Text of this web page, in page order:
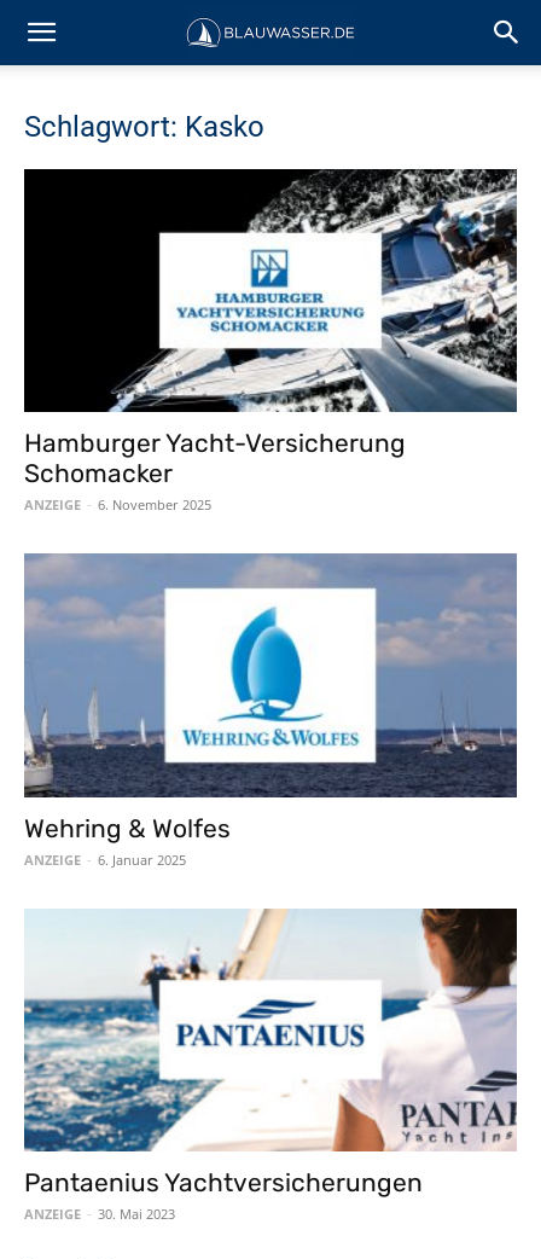
Schlagwort: Kasko
Hamburger Yacht-Versicherung
Schomacker
ANZEIGE - 6. November 2025
Wehring & Wolfes
ANZEIGE - 6. Januar 2025
Pantaenius Yachtversicherungen
ANZEIGE - 30. Mai 2023